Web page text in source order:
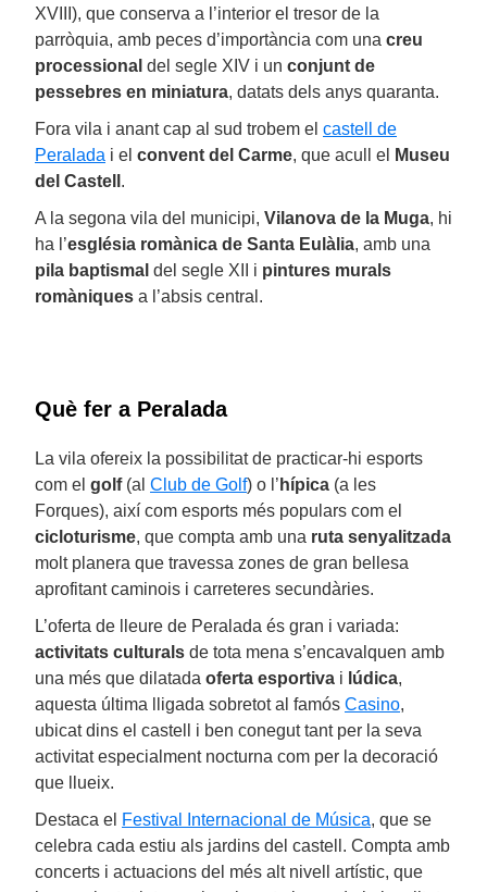
XVIII), que conserva a l’interior el tresor de la
parròquia, amb peces d’importància com una creu
processional del segle XIV i un conjunt de
pessebres en miniatura, datats dels anys quaranta.
Fora vila i anant cap al sud trobem el castell de
Peralada i el convent del Carme, que acull el
Museu
del Castell .
A la segona vila del municipi, Vilanova de la Muga, hi
ha l’església romànica de Santa Eulàlia, amb una
pila baptismal del segle XII i pintures murals
romàniques a l’absis central.
Què fer a Peralada
La vila ofereix la possibilitat de practicar-hi esports
com el golf (al Club de Golf) o l’ hípica (a les
Forques), així com esports més populars com el
cicloturisme, que compta amb una ruta senyalitzada
molt planera que travessa zones de gran bellesa
aprofitant caminois i carreteres secundàries.
L’oferta de lleure de Peralada és gran i variada:
activitats culturals de tota mena s’encavalquen amb
una més que dilatada oferta esportiva i lúdica,
aquesta última lligada sobretot al famós Casino,
ubicat dins el castell i ben conegut tant per la seva
activitat especialment nocturna com per la decoració
que llueix.
Destaca el Festival Internacional de Música, que se
celebra cada estiu als jardins del castell. Compta amb
concerts i actuacions del més alt nivell artístic, que